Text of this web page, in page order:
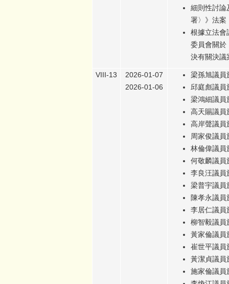
細則性討論
署〉》法案
根據立法會
委員會關於
決有關決議
VIII-13
2026-01-07
2026-01-06
梁孫旭議員
邱庭彪議
梁鴻細議員
高天賜議員
高岸聲議員
周家俊議
林倫偉議員
何敬麟議員
李良汪議員
梁普宇議員
陳孝永議
李居仁議員
柳智毅議員
黃家倫議員
崔世平議員
黃潔貞議員
施家倫議員